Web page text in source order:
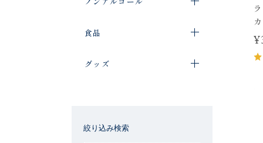
食品
グッズ
絞り込み検索